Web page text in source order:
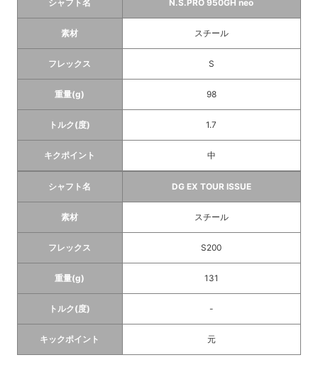
シャフト名 N.S.PRO 950GH neo
素材 スチール
フレックス S
重量(g) 98
トルク(度) 1.7
キクポイント 中
シャフト名 DG EX TOUR ISSUE
素材 スチール
フレックス S200
重量(g) 131
トルク(度) -
キックポイント 元